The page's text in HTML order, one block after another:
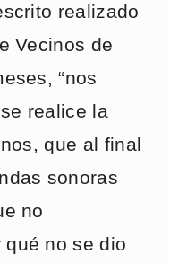
realizado
Vecinos de
“nos
realice la
que al final
sonoras
no
no se dio